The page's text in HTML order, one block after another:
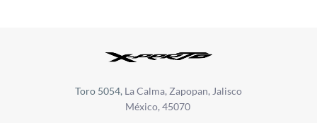
Toro 5054, La Calma, Zapopan, Jalisco
México, 45070